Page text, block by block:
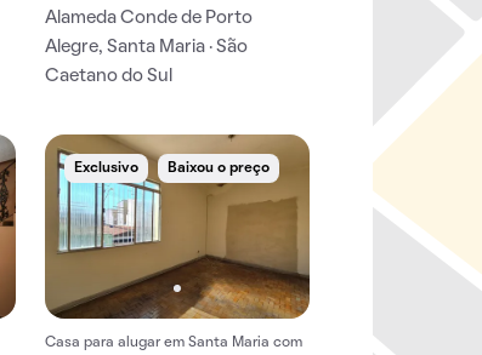
Alameda Conde de Porto
Alegre, Santa Maria · São
Caetano do Sul
Exclusivo Baixou o preço
Casa para alugar em Santa Maria com